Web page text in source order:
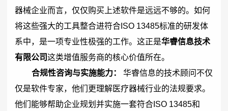
器械企业而言，仅仅购买上述软件是远远不够的。如何
将这些强大的工具整合进符合ISO 13485标准的研发体
系中，是一项专业性极强的工作。这正是华睿信息技术
有限公司 这类增值服务商的核心价值所在。
合规性咨询与实施能力：
华睿信息的技术顾问不仅
仅是软件专家，他们更理解医疗器械行业的法规要求。
他们能够帮助企业规划并实施一套符合ISO 13485和